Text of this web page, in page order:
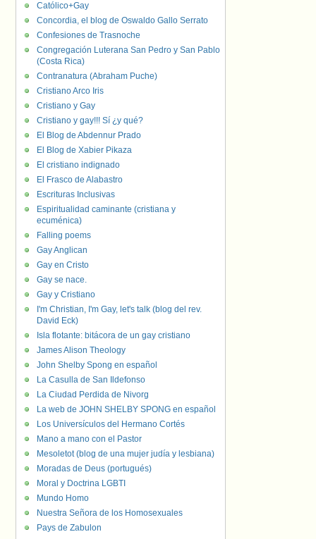
Católico+Gay
Concordia, el blog de Oswaldo Gallo Serrato
Confesiones de Trasnoche
Congregación Luterana San Pedro y San Pablo
(Costa Rica)
Contranatura (Abraham Puche)
Cristiano Arco Iris
Cristiano y Gay
Cristiano y gay!!! Sí ¿y qué?
El Blog de Abdennur Prado
El Blog de Xabier Pikaza
El cristiano indignado
El Frasco de Alabastro
Escrituras Inclusivas
Espiritualidad caminante (cristiana y
ecuménica)
Falling poems
Gay Anglican
Gay en Cristo
Gay se nace.
Gay y Cristiano
I'm Christian, I'm Gay, let's talk (blog del rev.
David Eck)
Isla flotante: bitácora de un gay cristiano
James Alison Theology
John Shelby Spong en español
La Casulla de San Ildefonso
La Ciudad Perdida de Nivorg
La web de JOHN SHELBY SPONG en español
Los Universículos del Hermano Cortés
Mano a mano con el Pastor
Mesoletot (blog de una mujer judía y lesbiana)
Moradas de Deus (portugués)
Moral y Doctrina LGBTI
Mundo Homo
Nuestra Señora de los Homosexuales
Pays de Zabulon